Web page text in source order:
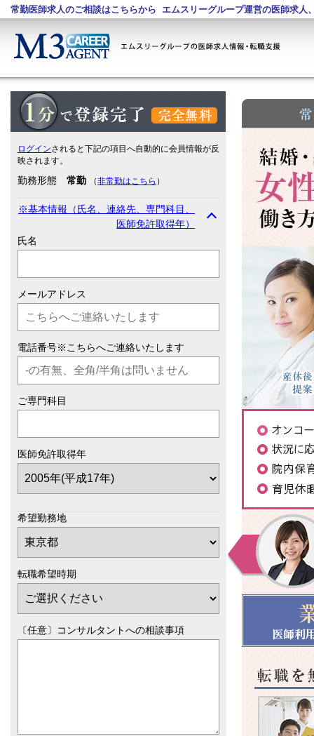
常勤医師求人のご相談はこちらから エムスリーグループ運営の医師求人
転職を無
ログインされると下記の項目へ自動的に会員情報が反
映されます。
勤務形態 常勤 （非常勤はこちら ）
※基本情報（氏名、連絡先、専門科目、
医師免許取得年）
氏名
メールアドレス
電話番号※こちらへご連絡いたします
ご専門科目
医師免許取得年
希望勤務地
転職希望時期
〔任意〕コンサルタントへの相談事項